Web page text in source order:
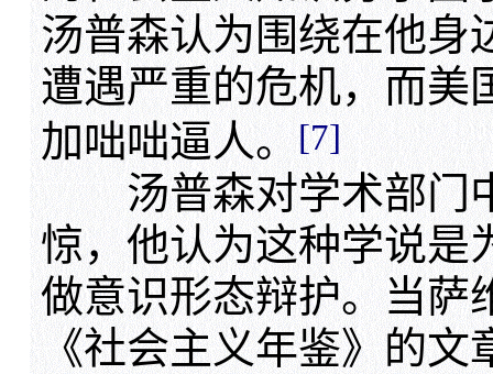
汤普森认为围绕在他身
遭遇严重的危机，而美
加咄咄逼人。
[7]
汤普森对学术部门中
惊，他认为这种学说是
做意识形态辩护。当萨
《社会主义年鉴》的